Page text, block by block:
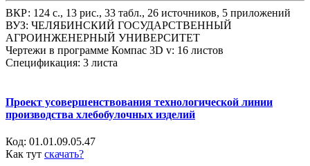
ВКР: 124 с., 13 рис., 33 табл., 26 источников, 5 приложений
ВУЗ: ЧЕЛЯБИНСКИЙ ГОСУДАРСТВЕННЫЙ
АГРОИНЖЕНЕРНЫЙ УНИВЕРСИТЕТ
Чертежи в программе Компас 3D v: 16 листов
Спецификация: 3 листа
Проект усовершенствования технологической линии
производства хлебобулочных изделий
Код: 01.01.09.05.47
Как тут скачать?